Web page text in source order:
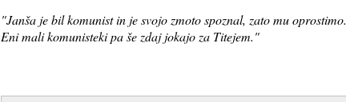
"Janša je bil komunist in je svojo zmoto spoznal, zato mu oprostimo.
Eni mali komunisteki pa še zdaj jokajo za Titejem."